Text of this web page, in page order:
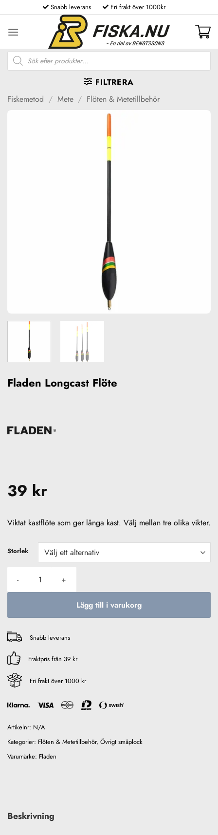
to
content
Snabb leverans Fri frakt över 1000kr
Produktsökning
FILTRERA
Fiskemetod / Mete / Flöten & Metetillbehör
Fladen Longcast Flöte
39 kr
Viktat kastflöte som ger långa kast. Välj mellan tre olika vikter.
Storlek
Lägg till i varukorg
Snabb leverans
Fraktpris från 39 kr
Fri frakt över 1000 kr
Artikelnr: N/A
Kategorier: Flöten & Metetillbehör, Övrigt småplock
Varumärke: Fladen
Beskrivning